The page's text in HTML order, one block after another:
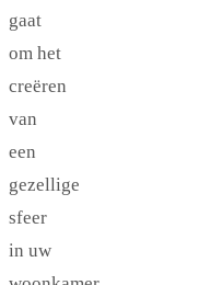
gaat
om het
creëren
van
een
gezellige
sfeer
in uw